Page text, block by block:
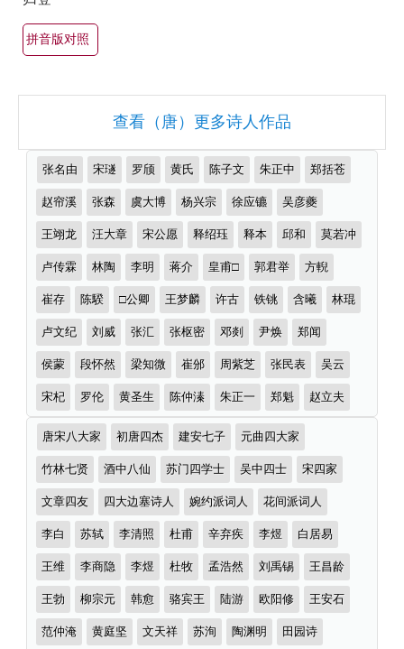
有
集
古
词
大
古
诗
词
选
首）
拼音版对照
查看（唐）更多诗人作品
推
荐
作
者
张名由 宋璲 罗颀 黄氏 陈子文 朱正中 郑括苍
赵帘溪 张森 虞大博 杨兴宗 徐应镳 吴彦夔
王翊龙 汪大章 宋公愿 释绍珏 释本 邱和 莫若冲
卢传霖 林陶 李明 蒋介 皇甫□ 郭君举 方輗
崔存 陈騤 □公卿 王梦麟 许古 铁铫 含曦 林琨
卢文纪 刘威 张汇 张枢密 邓剡 尹焕 郑闻
侯蒙 段怀然 梁知微 崔邠 周紫芝 张民表 吴云
宋杞 罗伦 黄圣生 陈仲溱 朱正一 郑魁 赵立夫
诗
词
分
类
唐宋八大家 初唐四杰 建安七子 元曲四大家
竹林七贤 酒中八仙 苏门四学士 吴中四士 宋四家
文章四友 四大边塞诗人 婉约派词人 花间派词人
李白 苏轼 李清照 杜甫 辛弃疾 李煜 白居易
王维 李商隐 李煜 杜牧 孟浩然 刘禹锡 王昌龄
王勃 柳宗元 韩愈 骆宾王 陆游 欧阳修 王安石
范仲淹 黄庭坚 文天祥 苏洵 陶渊明 田园诗